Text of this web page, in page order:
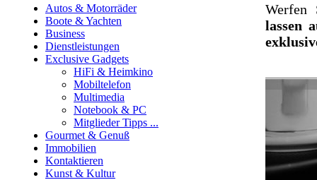
Autos & Motorräder
Boote & Yachten
Business
Dienstleistungen
Exclusive Gadgets
HiFi & Heimkino
Mobiltelefon
Multimedia
Notebook & PC
Mitglieder Tipps ...
Gourmet & Genuß
Immobilien
Kontaktieren
Kunst & Kultur
lassen